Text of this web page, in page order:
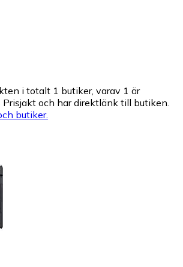
i totalt 1 butiker, varav 1 är
och har direktlänk till butiken.
butiker.